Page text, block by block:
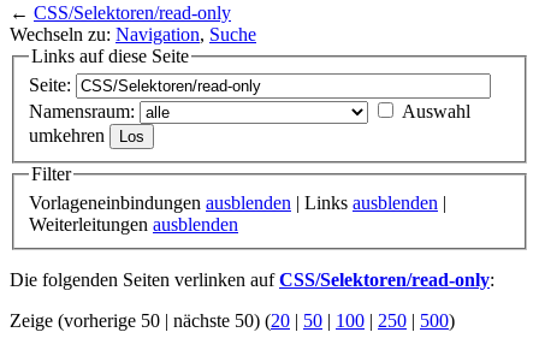
← CSS/Selektoren/read-only
Wechseln zu: Navigation, Suche
Links auf diese Seite
Seite:
Namensraum:
Auswahl
umkehren
Filter
Vorlageneinbindungen ausblenden | Links ausblenden |
Weiterleitungen ausblenden
Die folgenden Seiten verlinken aufCSS/Selektoren/read-only:
Zeige (vorherige 50 | nächste 50) (20 | 50 | 100 | 250 | 500)